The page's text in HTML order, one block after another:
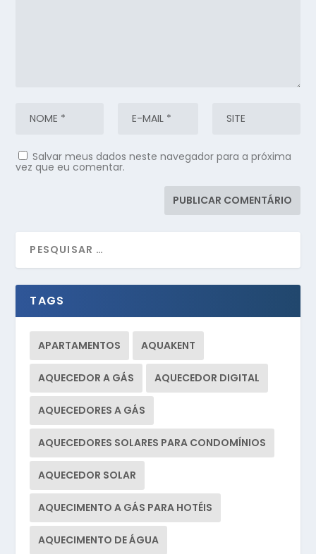
Salvar meus dados neste navegador para a próxima
vez que eu comentar.
TAGS
APARTAMENTOS AQUAKENT
AQUECEDOR A GÁS AQUECEDOR DIGITAL
AQUECEDORES A GÁS
AQUECEDORES SOLARES PARA CONDOMÍNIOS
AQUECEDOR SOLAR
AQUECIMENTO A GÁS PARA HOTÉIS
AQUECIMENTO DE ÁGUA